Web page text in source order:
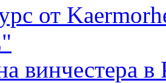
от
винчестера